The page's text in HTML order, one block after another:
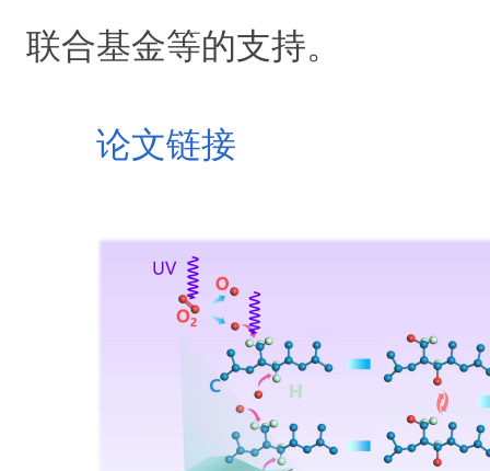
联合基金等的支持。
论文链接